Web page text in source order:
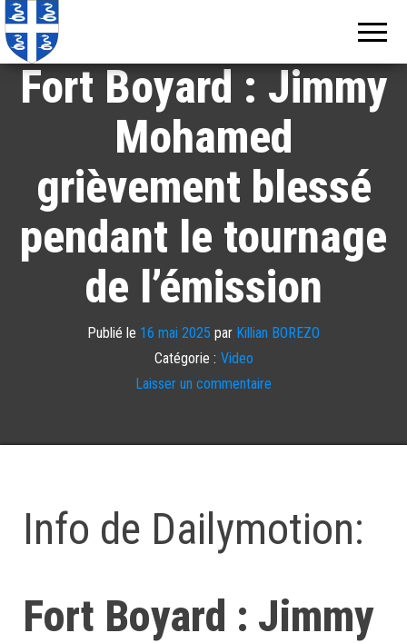
Fort Boyard : Jimmy
Mohamed
grièvement blessé
pendant le tournage
de l’émission
Publié le 16 mai 2025 par Killian BOREZO
Catégorie : Video
Laisser un commentaire
Info de Dailymotion:
Fort Boyard : Jimmy